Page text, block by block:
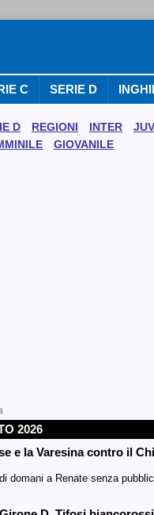
C SERIE D
D REGIONI INTER
GIOVANILE
2026
e la Varesina contro il
domani a Renate senza